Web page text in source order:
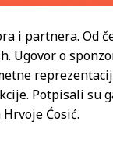
i partnera. Od
o
Potpisali su
Ćosić.